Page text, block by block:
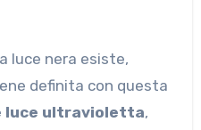
luce nera esiste,
definita con questa
luce ultravioletta,